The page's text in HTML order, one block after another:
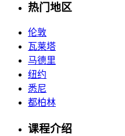
热门地区
伦敦
瓦莱塔
马德里
纽约
悉尼
都柏林
课程介绍